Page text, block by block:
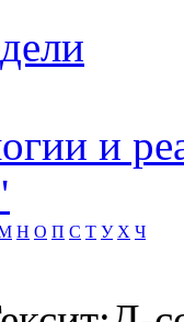
и
Н О П С Т У Х Ч